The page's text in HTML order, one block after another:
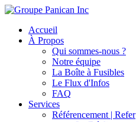
Accueil
À Propos
Qui sommes-nous ?
Notre équipe
La Boîte à Fusibles
Le Flux d'Infos
FAQ
Services
Référencement | Refer